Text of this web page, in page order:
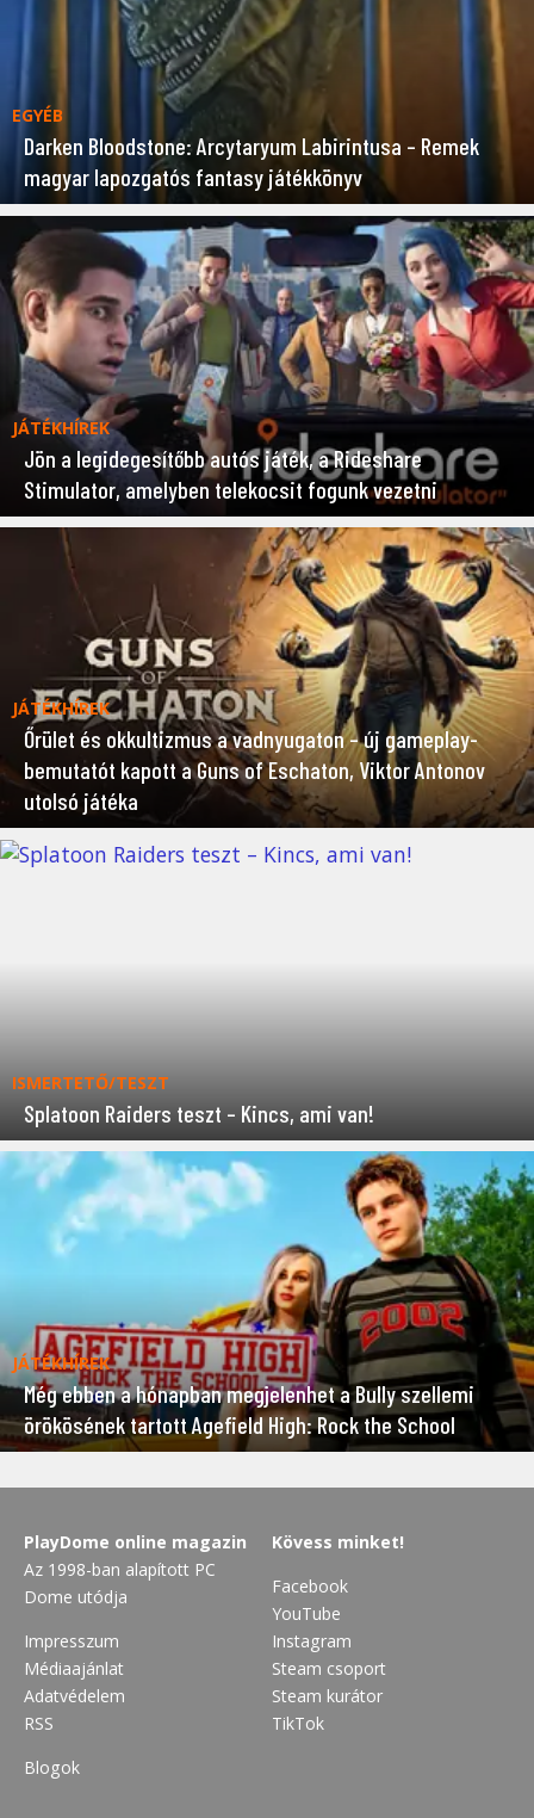
EGYÉB
Darken Bloodstone: Arcytaryum Labirintusa – Remek
magyar lapozgatós fantasy játékkönyv
JÁTÉKHÍREK
Jön a legidegesítőbb autós játék, a Rideshare
Stimulator, amelyben telekocsit fogunk vezetni
JÁTÉKHÍREK
Őrület és okkultizmus a vadnyugaton – új gameplay-
bemutatót kapott a Guns of Eschaton, Viktor Antonov
utolsó játéka
ISMERTETŐ/TESZT
Splatoon Raiders teszt – Kincs, ami van!
JÁTÉKHÍREK
Még ebben a hónapban megjelenhet a Bully szellemi
örökösének tartott Agefield High: Rock the School
PlayDome online magazin
Az 1998-ban alapított PC
Dome utódja
Impresszum
Médiaajánlat
Adatvédelem
RSS
Blogok
Kövess minket!
Facebook
YouTube
Instagram
Steam csoport
Steam kurátor
TikTok